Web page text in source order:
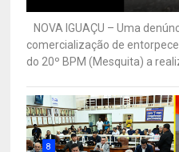
NOVA IGUAÇU – Uma
comercialização de
do 20º BPM (Mesquita) a
8